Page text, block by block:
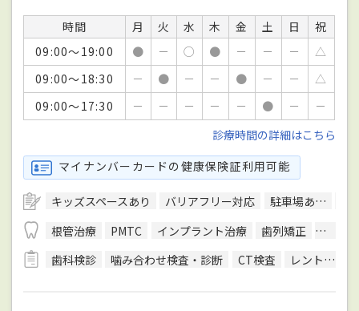
時間 月 火 水 木 金 土 日
祝
09:00～19:00
● － ○ ● － － －
△
09:00～18:30
－ ● － － ● － －
△
09:00～17:30
－ － － － － ● －
－
診療時間の詳細はこちら
マイナンバーカードの健康保険証利用可能
キッズスペースあり バリアフリー対応 駐車場あり
根管治療
PMTC インプラント治療 歯列矯正
マウス
歯科検診
噛み合わせ検査・診断 CT検査 レントゲン検査